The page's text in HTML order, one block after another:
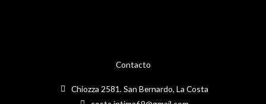
Contacto
Chiozza 2581. San Bernardo, La Costa